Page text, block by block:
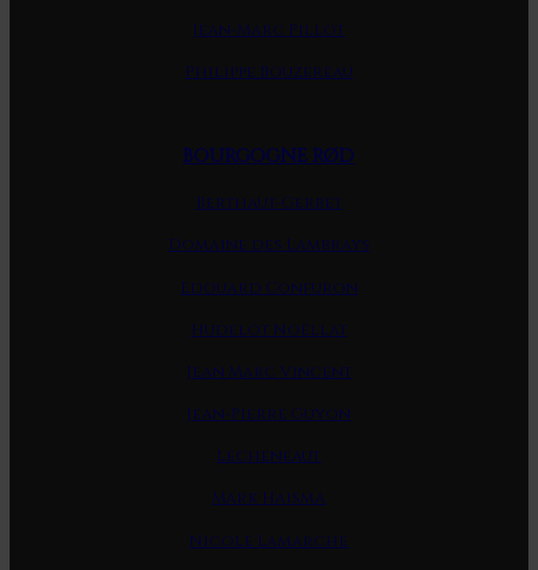
Jean-Marc Pillot
Philippe Bouzereau
BOURGOGNE RØD
Berthaut-Gerbet
Domaine des Lambrays
Edouard Confuron
Hudelot Noëllat
Jean Marc Vincent
Jean-Pierre Guyon
Lecheneaut
Mark Haisma
Nicole Lamarche